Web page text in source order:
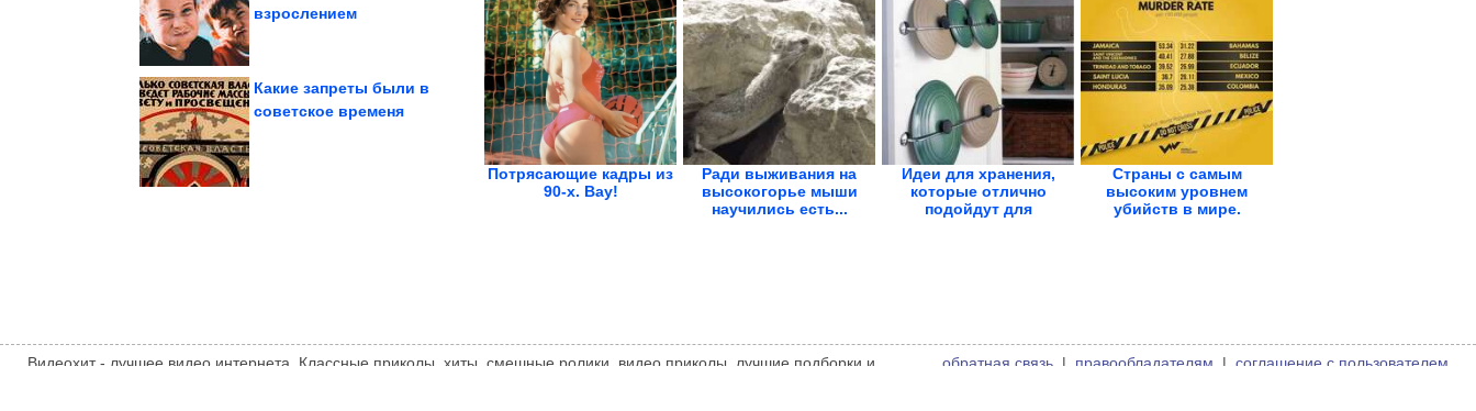
взрослением
Забавные фото с
Какие запреты были в
советское временя
Исторические фото.
Потрясающие кадры из
90-х. Вау!
Ради выживания на
высокогорье мыши
научились есть...
Идеи для хранения,
которые отлично
подойдут для
Страны с самым
высоким уровнем
убийств в мире.
Видеохит - лучшее видео интернета. Классные приколы, хиты, смешные ролики, видео приколы, лучшие подборки и
обратная связь | правообладателям | соглашение с пользователем